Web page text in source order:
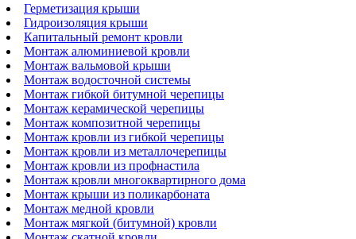
Герметизация крыши
Гидроизоляция крыши
Капитальный ремонт кровли
Монтаж алюминиевой кровли
Монтаж вальмовой крыши
Монтаж водосточной системы
Монтаж гибкой битумной черепицы
Монтаж керамической черепицы
Монтаж композитной черепицы
Монтаж кровли из гибкой черепицы
Монтаж кровли из металлочерепицы
Монтаж кровли из профнастила
Монтаж кровли многоквартирного дома
Монтаж крыши из поликарбоната
Монтаж медной кровли
Монтаж мягкой (битумной) кровли